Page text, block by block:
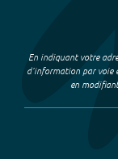
En indiquant votre
d’information par voie
en